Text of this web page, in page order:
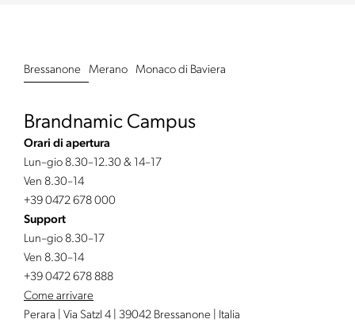
Bressanone Merano Monaco di Baviera
Brandnamic Campus
Orari di apertura
Lun–gio 8.30–12.30 & 14–17
Ven 8.30–14
+39 0472 678 000
Support
Lun–gio 8.30–17
Ven 8.30–14
+39 0472 678 888
Come arrivare
Perara | Via Satzl 4 | 39042 Bressanone | Italia